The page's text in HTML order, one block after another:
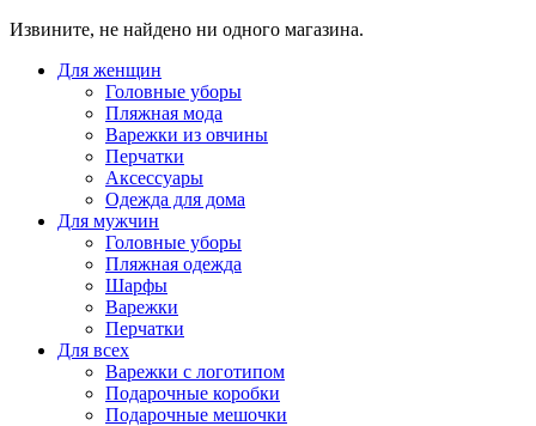
Извините, не найдено ни одного магазина.
Для женщин
Головные уборы
Пляжная мода
Варежки из овчины
Перчатки
Аксессуары
Одежда для дома
Для мужчин
Головные уборы
Пляжная одежда
Шарфы
Варежки
Перчатки
Для всех
Варежки с логотипом
Подарочные коробки
Подарочные мешочки